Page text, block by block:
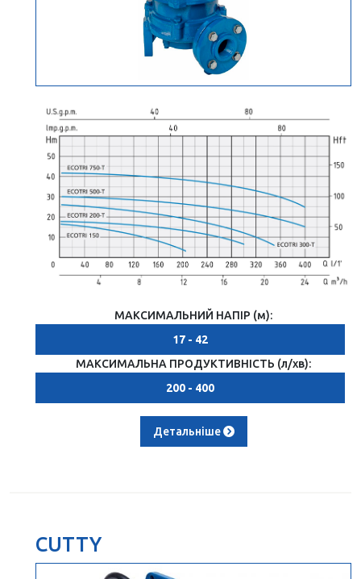
МАКСИМАЛЬНИЙ НАПІР (м):
17 - 42
МАКСИМАЛЬНА ПРОДУКТИВНІСТЬ (л/хв):
200 - 400
Детальніше
CUTTY